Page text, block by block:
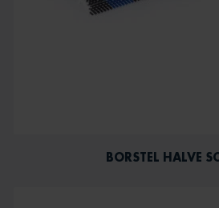
BORSTEL HALVE